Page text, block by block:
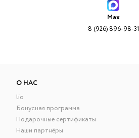
Max
8 (926) 896-98-31
О НАС
lio
Бонусная программа
Подарочные сертификаты
Наши партнёры